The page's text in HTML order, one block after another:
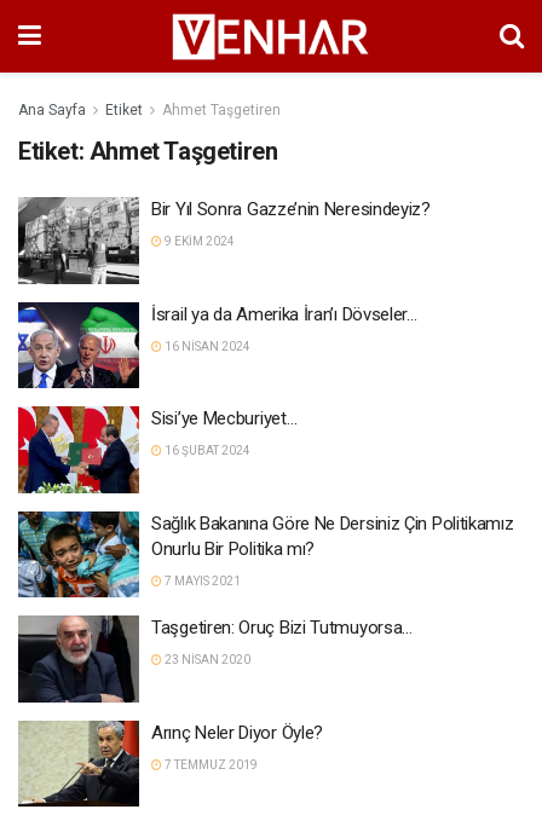
Ana Sayfa Etiket Ahmet Taşgetiren
Etiket: Ahmet Taşgetiren
Bir Yıl Sonra Gazze’nin Neresindeyiz?
9 EKIM 2024
İsrail ya da Amerika İran’ı Dövseler…
16 NISAN 2024
Sisi’ye Mecburiyet…
16 ŞUBAT 2024
Sağlık Bakanına Göre Ne Dersiniz Çin Politikamız
Onurlu Bir Politika mı?
7 MAYIS 2021
Taşgetiren: Oruç Bizi Tutmuyorsa…
23 NISAN 2020
Arınç Neler Diyor Öyle?
7 TEMMUZ 2019